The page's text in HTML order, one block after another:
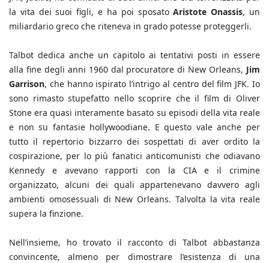
la vita dei suoi figli, e ha poi sposatoAristote Onassis, un
miliardario greco che riteneva in grado potesse proteggerli.
Talbot dedica anche un capitolo ai tentativi posti in essere
alla fine degli anni 1960 dal procuratore di New Orleans, Jim
Garrison, che hanno ispirato l’intrigo al centro del film JFK. Io
sono rimasto stupefatto nello scoprire che il film di Oliver
Stone era quasi interamente basato su episodi della vita reale
e non su fantasie hollywoodiane. E questo vale anche per
tutto il repertorio bizzarro dei sospettati di aver ordito la
cospirazione, per lo più fanatici anticomunisti che odiavano
Kennedy e avevano rapporti con la CIA e il crimine
organizzato, alcuni dei quali appartenevano davvero agli
ambienti omosessuali di New Orleans. Talvolta la vita reale
supera la finzione.
Nell’insieme, ho trovato il racconto di Talbot abbastanza
convincente, almeno per dimostrare l’esistenza di una